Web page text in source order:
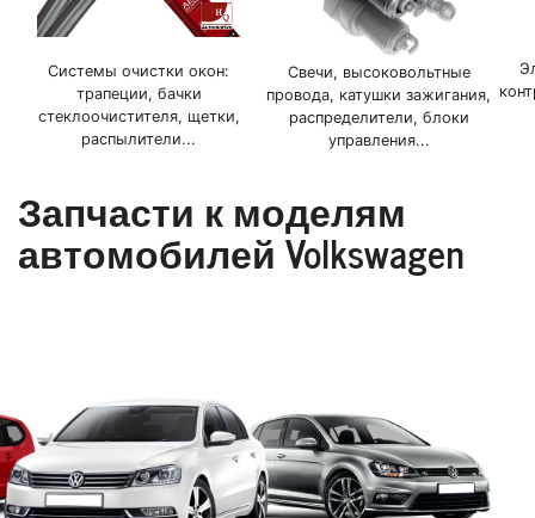
Системы очистки окон:
трапеции, бачки
стеклоочистителя, щетки,
распылители...
Свечи, высоковольтные
провода, катушки зажигания,
распределители, блоки
управления...
Запчасти к моделям
автомобилей Volkswagen